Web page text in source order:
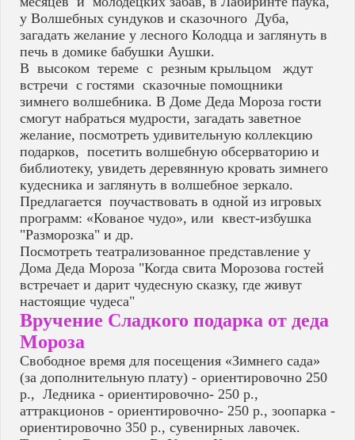
у Волшебных сундуков и сказочного Дуба,
загадать желание у лесного Колодца и заглянуть в
печь в домике бабушки Аушки.
В высоком тереме с резным крыльцом ждут
встречи с гостями сказочные помощники
зимнего волшебника. В Доме Деда Мороза гости
смогут набраться мудрости, загадать заветное
желание, посмотреть удивительную коллекцию
подарков, посетить волшебную обсерваторию и
библиотеку, увидеть деревянную кровать зимнего
кудесника и заглянуть в волшебное зеркало.
Предлагается поучаствовать в одной из игровых
программ: «Кованое чудо», или квест-избушка
"Разморозка" и др.
Посмотреть театрализованное представление у
Дома Деда Мороза "Когда свита Морозова гостей
встречает и дарит чудесную сказку, где живут
настоящие чудеса"
Вручение Сладкого подарка от деда
Мороза
Свободное время для посещения «Зимнего сада»
(за дополнительную плату) - ориентировочно 250
р., Ледника - ориентировочно- 250 р.,
аттракционов - ориентировочно- 250 р., зоопарка -
ориентировочно 350 р., сувенирных лавочек.